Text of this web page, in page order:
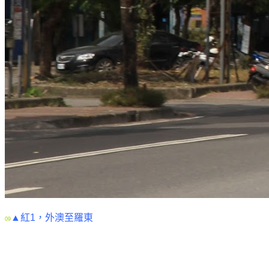
09 ▲紅1，外澳至羅東